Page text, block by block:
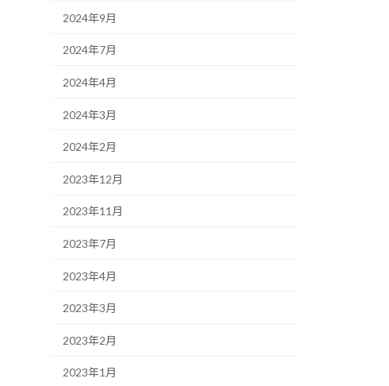
2024年9月
2024年7月
2024年4月
2024年3月
2024年2月
2023年12月
2023年11月
2023年7月
2023年4月
2023年3月
2023年2月
2023年1月